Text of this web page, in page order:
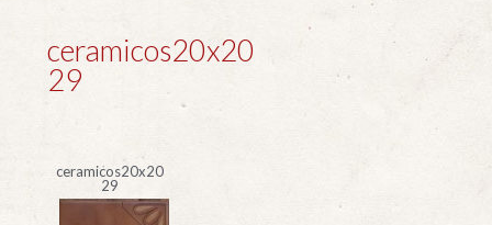
ceramicos20x20
29
ceramicos20x20
29